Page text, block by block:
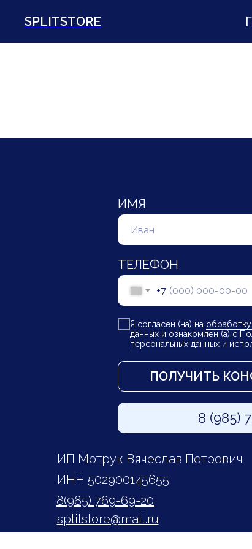
SPLITSTORE
8 (985)
ИМЯ
ТЕЛЕФОН
+7
Я согласен (на) на
данных и ознакомлен (а) с
персональных данных и
ПОЛУЧИТЬ
ИП Мотрук Вячеслав Петрович
ИНН 502900145655
8(985) 769-69-20
splitstore@mail.ru